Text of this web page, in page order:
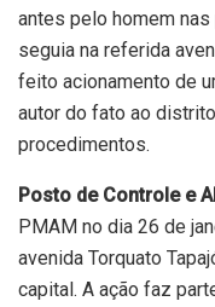
antes pelo homem
seguia na referida
feito acionamento de
autor do fato ao
procedimentos.
Posto de Controle e
PMAM no dia 26 de
avenida Torquato
capital. A ação faz